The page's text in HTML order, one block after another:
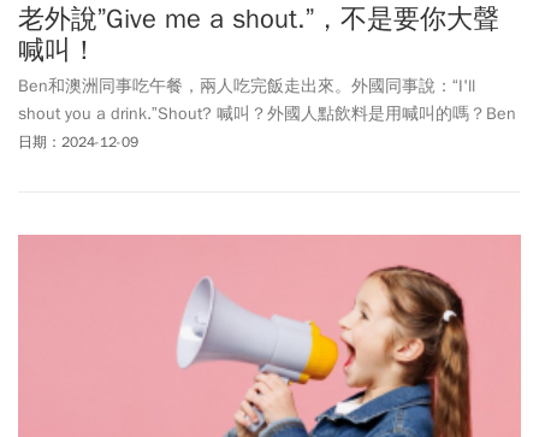
老外說”Give me a shout.”，不是要你大聲
喊叫！
Ben和澳洲同事吃午餐，兩人吃完飯走出來。外國同事說：“I'll
shout you a drink.”Shout? 喊叫？外國人點飲料是用喊叫的嗎？Ben
看著老外手拿著一杯飲料走出來，沒怎麼喊叫。原來“shout you a
日期：2024-12-09